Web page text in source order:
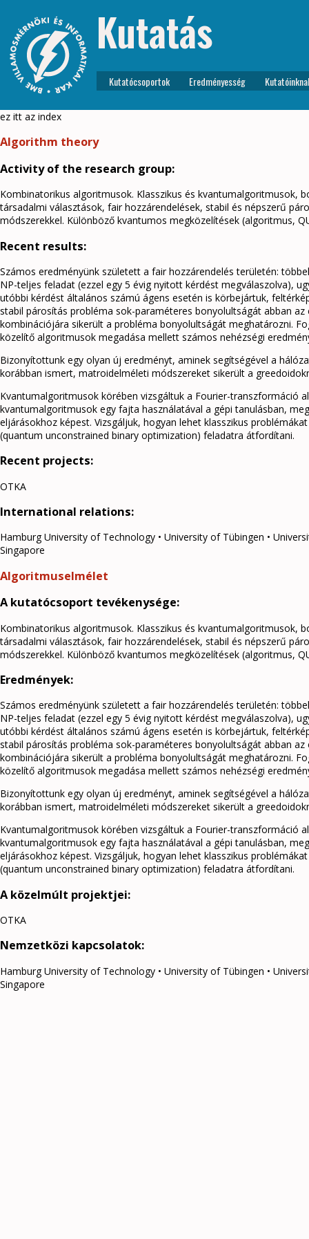
Kutatás
Kutatócsoportok Eredményesség
ez itt az index
Algorithm theory
Activity of the research group:
Kombinatorikus algoritmusok. Klasszikus és kvantumalgoritmusok,
társadalmi választások, fair hozzárendelések, stabil és népszerű
módszerekkel. Különböző kvantumos megközelítések (algoritmus,
Recent results:
Számos eredményünk született a fair hozzárendelés területén:
NP-teljes feladat (ezzel egy 5 évig nyitott kérdést megválaszolva),
utóbbi kérdést általános számú ágens esetén is körbejártuk,
stabil párosítás probléma sok-paraméteres bonyolultságát abban
kombinációjára sikerült a probléma bonyolultságát meghatározni.
közelítő algoritmusok megadása mellett számos nehézségi
Bizonyítottunk egy olyan új eredményt, aminek segítségével a
korábban ismert, matroidelméleti módszereket sikerült a
Kvantumalgoritmusok körében vizsgáltuk a Fourier-transzformáció
kvantumalgoritmusok egy fajta használatával a gépi tanulásban,
eljárásokhoz képest. Vizsgáljuk, hogyan lehet klasszikus
(quantum unconstrained binary optimization) feladatra átfordítani.
Recent projects:
OTKA
International relations:
Hamburg University of Technology • University of Tübingen •
Singapore
Algoritmuselmélet
A kutatócsoport tevékenysége:
Kombinatorikus algoritmusok. Klasszikus és kvantumalgoritmusok,
társadalmi választások, fair hozzárendelések, stabil és népszerű
módszerekkel. Különböző kvantumos megközelítések (algoritmus,
Eredmények:
Számos eredményünk született a fair hozzárendelés területén:
NP-teljes feladat (ezzel egy 5 évig nyitott kérdést megválaszolva),
utóbbi kérdést általános számú ágens esetén is körbejártuk,
stabil párosítás probléma sok-paraméteres bonyolultságát abban
kombinációjára sikerült a probléma bonyolultságát meghatározni.
közelítő algoritmusok megadása mellett számos nehézségi
Bizonyítottunk egy olyan új eredményt, aminek segítségével a
korábban ismert, matroidelméleti módszereket sikerült a
Kvantumalgoritmusok körében vizsgáltuk a Fourier-transzformáció
kvantumalgoritmusok egy fajta használatával a gépi tanulásban,
eljárásokhoz képest. Vizsgáljuk, hogyan lehet klasszikus
(quantum unconstrained binary optimization) feladatra átfordítani.
A közelmúlt projektjei:
OTKA
Nemzetközi kapcsolatok:
Hamburg University of Technology • University of Tübingen •
Singapore